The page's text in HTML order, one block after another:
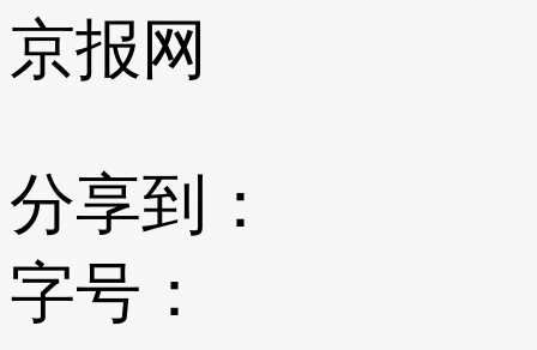
京报网
分享到：
字号：